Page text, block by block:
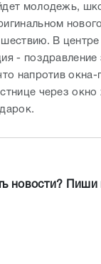
молодежь,
В
-
напротив
через
новости?